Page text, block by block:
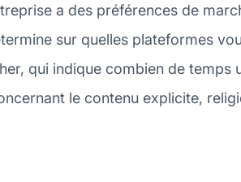
a des préférences de
sur quelles plateformes
qui indique combien de
le contenu explicite,